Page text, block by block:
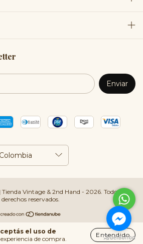
el uso de
de compra.
Entendido
Vintage & 2nd Hand - 2026. Todos los
derechos reservados.